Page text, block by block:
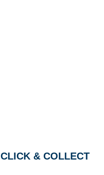
CLICK & COLLECT